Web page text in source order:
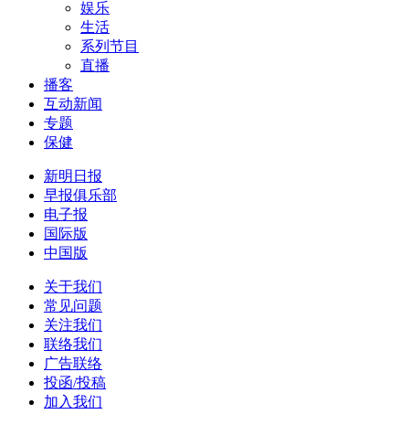
娱乐
生活
系列节目
直播
播客
互动新闻
专题
保健
新明日报
早报俱乐部
电子报
国际版
中国版
关于我们
常见问题
关注我们
联络我们
广告联络
投函/投稿
加入我们